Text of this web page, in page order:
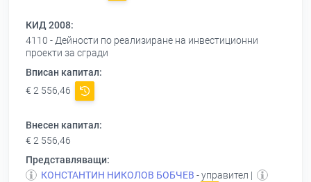
КИД 2008:
4110 - Дейности по реализиране на инвестиционни
проекти за сгради
Вписан капитал:
€ 2 556,46
Внесен капитал:
€ 2 556,46
Представляващи:
КОНСТАНТИН НИКОЛОВ БОБЧЕВ - управител |